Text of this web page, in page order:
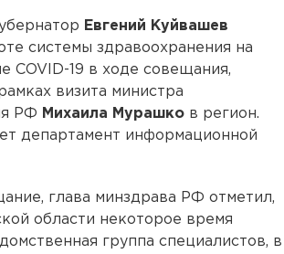
Евгений Куйвашев
системы здравоохранения на
COVID-19 в ходе совещания,
визита министра
РФ Михаила Мурашко в регион.
департамент информационной
глава минздрава РФ отметил,
области некоторое время
группа специалистов, в